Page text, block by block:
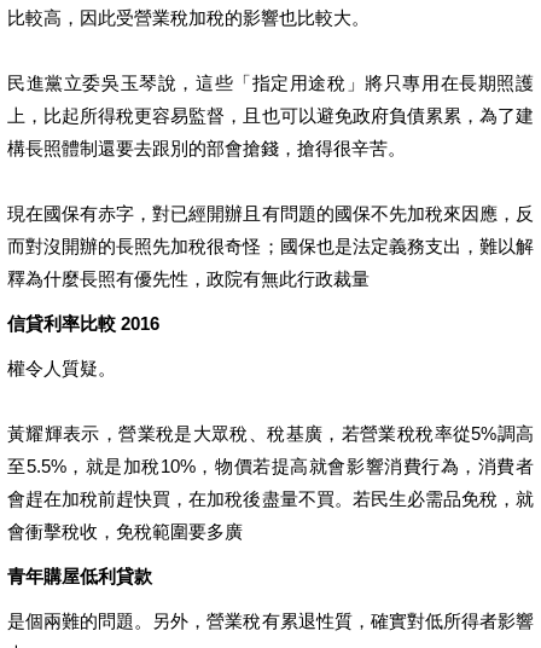
比較高，因此受營業稅加稅的影響也比較大。
民進黨立委吳玉琴說，這些「指定用途稅」將只專用在長期照護
上，比起所得稅更容易監督，且也可以避免政府負債累累，為了建
構長照體制還要去跟別的部會搶錢，搶得很辛苦。
現在國保有赤字，對已經開辦且有問題的國保不先加稅來因應，反
而對沒開辦的長照先加稅很奇怪；國保也是法定義務支出，難以解
釋為什麼長照有優先性，政院有無此行政裁量
信貸利率比較 2016
權令人質疑。
黃耀輝表示，營業稅是大眾稅、稅基廣，若營業稅稅率從5%調高
至5.5%，就是加稅10%，物價若提高就會影響消費行為，消費者
會趕在加稅前趕快買，在加稅後盡量不買。若民生必需品免稅，就
會衝擊稅收，免稅範圍要多廣
青年購屋低利貸款
是個兩難的問題。另外，營業稅有累退性質，確實對低所得者影響